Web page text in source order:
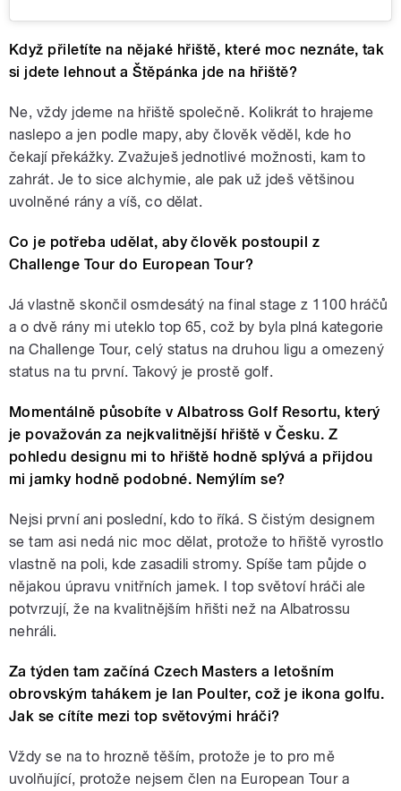
Když přiletíte na nějaké hřiště, které moc neznáte, tak
si jdete lehnout a Štěpánka jde na hřiště?
Ne, vždy jdeme na hřiště společně. Kolikrát to hrajeme
naslepo a jen podle mapy, aby člověk věděl, kde ho
čekají překážky. Zvažuješ jednotlivé možnosti, kam to
zahrát. Je to sice alchymie, ale pak už jdeš většinou
uvolněné rány a víš, co dělat.
Co je potřeba udělat, aby člověk postoupil z
Challenge Tour do European Tour?
Já vlastně skončil osmdesátý na final stage z 1100 hráčů
a o dvě rány mi uteklo top 65, což by byla plná kategorie
na Challenge Tour, celý status na druhou ligu a omezený
status na tu první. Takový je prostě golf.
Momentálně působíte v Albatross Golf Resortu, který
je považován za nejkvalitnější hřiště v Česku. Z
pohledu designu mi to hřiště hodně splývá a přijdou
mi jamky hodně podobné. Nemýlím se?
Nejsi první ani poslední, kdo to říká. S čistým designem
se tam asi nedá nic moc dělat, protože to hřiště vyrostlo
vlastně na poli, kde zasadili stromy. Spíše tam půjde o
nějakou úpravu vnitřních jamek. I top světoví hráči ale
potvrzují, že na kvalitnějším hřišti než na Albatrossu
nehráli.
Za týden tam začíná Czech Masters a letošním
obrovským tahákem je Ian Poulter, což je ikona golfu.
Jak se cítíte mezi top světovými hráči?
Vždy se na to hrozně těším, protože je to pro mě
uvolňující, protože nejsem člen na European Tour a